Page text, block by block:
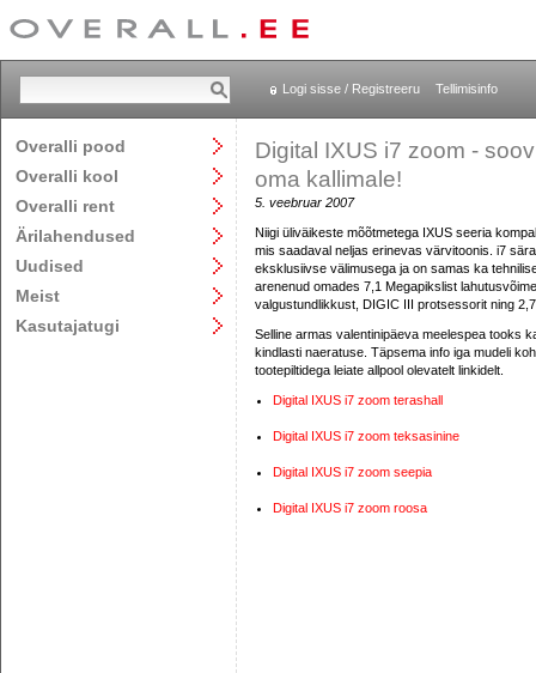
Logi sisse / Registreeru Tellimisinfo
Overalli pood
Overalli kool
Overalli rent
Ärilahendused
Uudised
Meist
Kasutajatugi
Digital IXUS i7 zoom -
oma kallimale!
5. veebruar 2007
Niigi üliväikeste mõõtmetega IXUS seeria
mis saadaval neljas erinevas värvitoonis. i7
eksklusiivse välimusega ja on samas ka
arenenud omades 7,1 Megapikslist
valgustundlikkust, DIGIC III protsessorit ning
Selline armas valentinipäeva meelespea tooks
kindlasti naeratuse. Täpsema info iga mudeli
tootepiltidega leiate allpool olevatelt linkidelt.
Digital IXUS i7 zoom terashall
Digital IXUS i7 zoom teksasinine
Digital IXUS i7 zoom seepia
Digital IXUS i7 zoom roosa